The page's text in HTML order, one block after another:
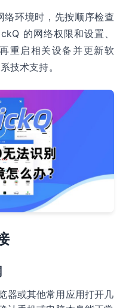
环境时，先按顺序检查
的网络权限和设置、
重启相关设备并更新软
技术支持。
器或其他常用应用打开几